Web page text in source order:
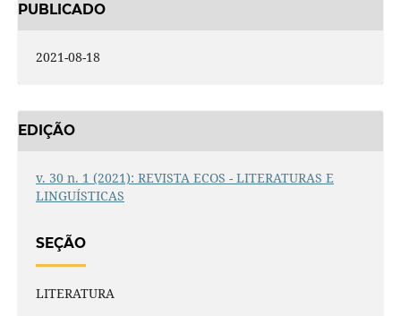
PUBLICADO
2021-08-18
EDIÇÃO
v. 30 n. 1 (2021): REVISTA ECOS - LITERATURAS E
LINGUÍSTICAS
SEÇÃO
LITERATURA